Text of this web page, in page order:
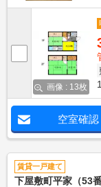
画像 : 13枚
空室確認
賃貸一戸建て
下屋敷町平家（53番